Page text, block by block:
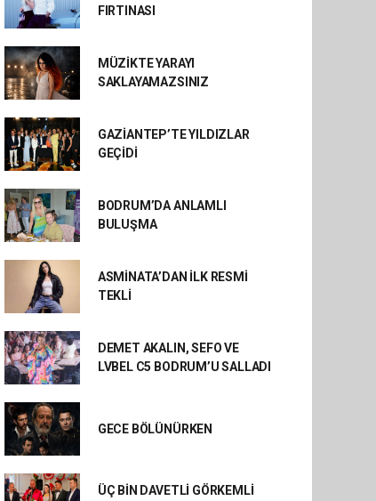
FIRTINASI
MÜZİKTE YARAYI
SAKLAYAMAZSINIZ
GAZİANTEP’TE YILDIZLAR
GEÇİDİ
BODRUM’DA ANLAMLI
BULUŞMA
ASMİNATA’DAN İLK RESMİ
TEKLİ
DEMET AKALIN, SEFO VE
LVBEL C5 BODRUM’U SALLADI
GECE BÖLÜNÜRKEN
ÜÇ BİN DAVETLİ GÖRKEMLİ